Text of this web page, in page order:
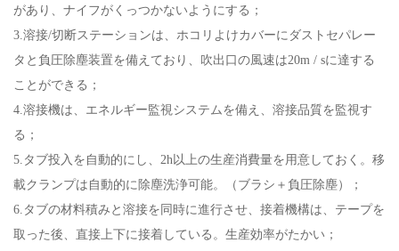
があり、ナイフがくっつかないようにする；
3.溶接/切断ステーションは、ホコリよけカバーにダストセパレー
タと負圧除塵装置を備えており、吹出口の風速は20m / sに達する
ことができる；
4.溶接機は、エネルギー監視システムを備え、溶接品質を監視す
る；
5.タブ投入を自動的にし、2h以上の生産消費量を用意しておく。移
載クランプは自動的に除塵洗浄可能。（ブラシ＋負圧除塵）；
6.タブの材料積みと溶接を同時に進行させ、接着機構は、テープを
取った後、直接上下に接着している。生産効率がたかい；